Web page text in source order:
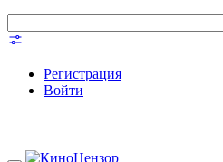
Регистрация
Войти